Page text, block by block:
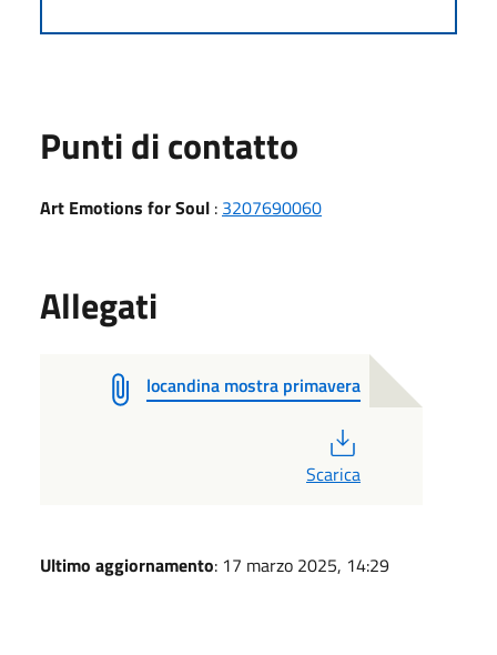
Punti di contatto
Art Emotions for Soul : 3207690060
Allegati
locandina mostra primavera
Scarica
Ultimo aggiornamento: 17 marzo 2025, 14:29